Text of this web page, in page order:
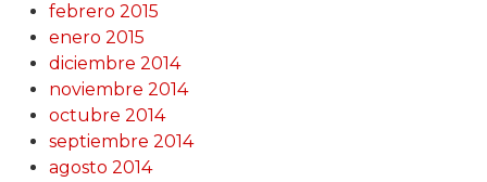
febrero 2015
enero 2015
diciembre 2014
noviembre 2014
octubre 2014
septiembre 2014
agosto 2014